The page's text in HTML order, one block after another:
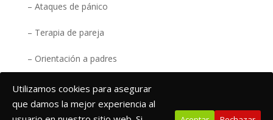
– Ataques de pánico
– Terapia de pareja
– Orientación a padres
Utilizamos cookies para asegurar
que damos la mejor experiencia al